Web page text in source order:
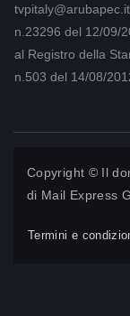
n.23296 del 12/09/
al Registro della
n.503 del 14/08/
Copyright © Il
di Mail Express
Termini e